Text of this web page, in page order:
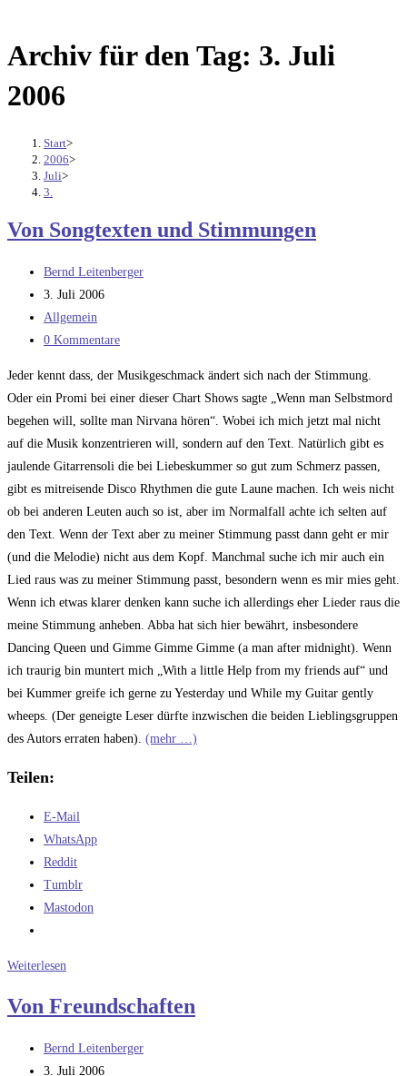
Archiv für den Tag: 3. Juli
2006
Start>
2006>
Juli>
3.
Von Songtexten und Stimmungen
Beitrags-
Autor:
Bernd Leitenberger
Beitrag
veröffentlicht:
3. Juli 2006
Beitrags-
Kategorie:
Allgemein
Beitrags-
0 Kommentare
Jeder kennt dass, der Musikgeschmack ändert sich nach der Stimmung.
Oder ein Promi bei einer dieser Chart Shows sagte „Wenn man Selbstmord
begehen will, sollte man Nirvana hören“. Wobei ich mich jetzt mal nicht
auf die Musik konzentrieren will, sondern auf den Text. Natürlich gibt es
jaulende Gitarrensoli die bei Liebeskummer so gut zum Schmerz passen,
gibt es mitreisende Disco Rhythmen die gute Laune machen. Ich weis nicht
ob bei anderen Leuten auch so ist, aber im Normalfall achte ich selten auf
den Text. Wenn der Text aber zu meiner Stimmung passt dann geht er mir
(und die Melodie) nicht aus dem Kopf. Manchmal suche ich mir auch ein
Lied raus was zu meiner Stimmung passt, besondern wenn es mir mies geht.
Wenn ich etwas klarer denken kann suche ich allerdings eher Lieder raus die
meine Stimmung anheben. Abba hat sich hier bewährt, insbesondere
Dancing Queen und Gimme Gimme Gimme (a man after midnight). Wenn
ich traurig bin muntert mich „With a little Help from my friends auf“ und
bei Kummer greife ich gerne zu Yesterday und While my Guitar gently
wheeps. (Der geneigte Leser dürfte inzwischen die beiden Lieblingsgruppen
des Autors erraten haben). (mehr …)
Teilen:
E-Mail
WhatsApp
Reddit
Tumblr
Mastodon
Weiterlesen
und
Von Freundschaften
Beitrags-
Autor:
Bernd Leitenberger
Beitrag
3. Juli 2006